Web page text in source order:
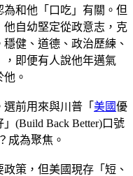
和他「口吃」有關。但
自幼堅定從政意志，克
健、道德、政治歷練、
即便有人說他年邁氣
。
前用來與川普「 美國優
(Build Back Better)口號
成為聚焦。
策，但美國現存「短、